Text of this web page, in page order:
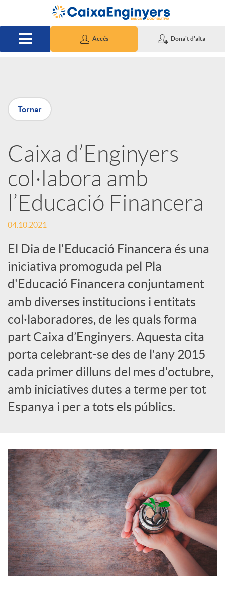
Salta al contingut principal
Accés Dona't d'alta
P
u
b
l
i
c
a
d
o
r
d
e
c
o
n
t
Tornar
Caixa d’Enginyers
col·labora amb
l’Educació Financera
04.10.2021
El Dia de l'Educació Financera és una
iniciativa promoguda pel Pla
d'Educació Financera conjuntament
amb diverses institucions i entitats
col·laboradores, de les quals forma
part Caixa d’Enginyers. Aquesta cita
porta celebrant-se des de l'any 2015
cada primer dilluns del mes d'octubre,
amb iniciatives dutes a terme per tot
Espanya i per a tots els públics.